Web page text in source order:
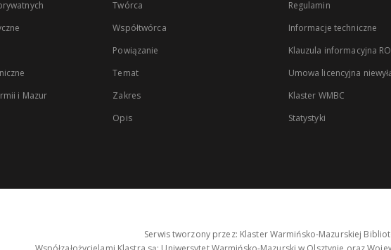
i Mazur
Twórca
Współtwórca
Powiązanie
Temat
Zakres
Opis
Regulamin
Informacje techniczne
Klauzula informacyjna
Umowa licencyjna
Klaster WMBC
Statystyki
Serwis tworzony przez: Klaster Warmińsko-Mazurskiej